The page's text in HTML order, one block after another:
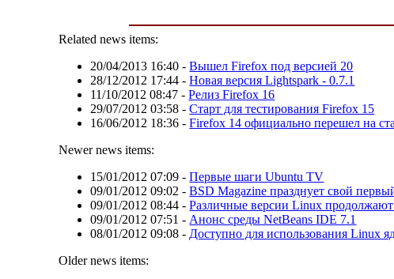
Related news items:
20/04/2013 16:40 -Вышел Firefox под версией 20
28/12/2012 17:44 -Новая версия Lightspark - 0.7.1
11/10/2012 08:47 -Релиз Firefox 16
29/07/2012 03:58 -Старт для тестирования Firefox 15
16/06/2012 18:36 -Firefox 14 официально перешел на
Newer news items:
15/01/2012 07:09 -Первые шаги Ubuntu TV
09/01/2012 09:02 -BSD Magazine празднует свой
09/01/2012 08:44 -Различные версии Linux продолжают
09/01/2012 07:51 - Анонс среды NetBeans IDE 7.1
08/01/2012 09:08 - Доступно для использования Linux
Older news items: